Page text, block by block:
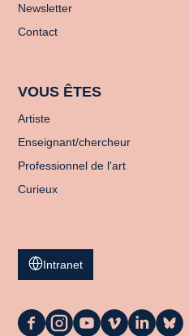
Newsletter
Contact
VOUS ÊTES
Artiste
Enseignant/chercheur
Professionnel de l'art
Curieux
Intranet
La La La La La La